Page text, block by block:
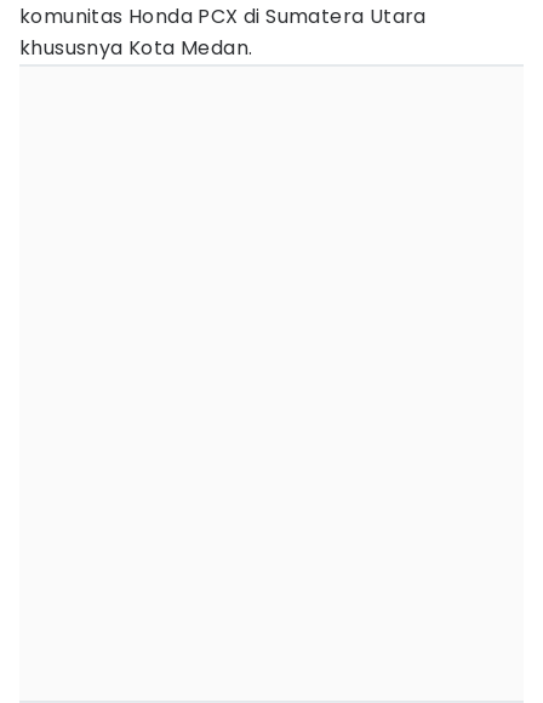
komunitas Honda PCX di Sumatera Utara
khususnya Kota Medan.